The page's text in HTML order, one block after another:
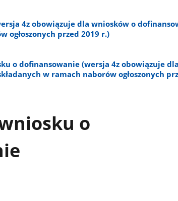
4z obowiązuje dla wniosków o
ogłoszonych przed 2019 r.)
o dofinansowanie (wersja 4z obowiązuje dla
w ramach naborów ogłoszonych
o